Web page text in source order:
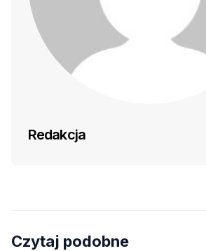
Redakcja
Czytaj podobne